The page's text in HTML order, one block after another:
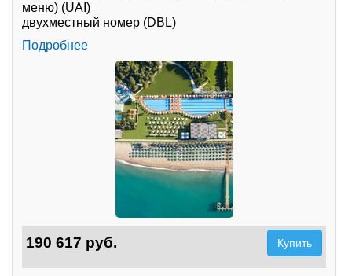
меню) (UAI)
двухместный номер (DBL)
Подробнее
190 617 руб. Купить